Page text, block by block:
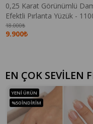
0,25 Karat Görünümlü
Efektli Pırlanta Yüzük -
9.900₺
18.000₺
EN ÇOK SEVİLEN
YENI ÜRÜN
%50 İNDIRIM